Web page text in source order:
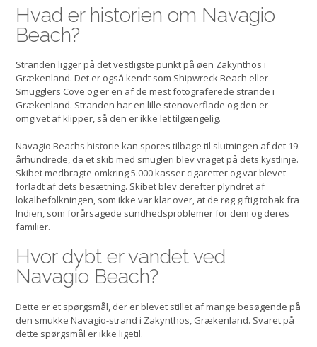
Hvad er historien om Navagio
Beach?
Stranden ligger på det vestligste punkt på øen Zakynthos i
Grækenland. Det er også kendt som Shipwreck Beach eller
Smugglers Cove og er en af de mest fotograferede strande i
Grækenland. Stranden har en lille stenoverflade og den er
omgivet af klipper, så den er ikke let tilgængelig.
Navagio Beachs historie kan spores tilbage til slutningen af det 19.
århundrede, da et skib med smugleri blev vraget på dets kystlinje.
Skibet medbragte omkring 5.000 kasser cigaretter og var blevet
forladt af dets besætning. Skibet blev derefter plyndret af
lokalbefolkningen, som ikke var klar over, at de røg giftig tobak fra
Indien, som forårsagede sundhedsproblemer for dem og deres
familier.
Hvor dybt er vandet ved
Navagio Beach?
Dette er et spørgsmål, der er blevet stillet af mange besøgende på
den smukke Navagio-strand i Zakynthos, Grækenland. Svaret på
dette spørgsmål er ikke ligetil.